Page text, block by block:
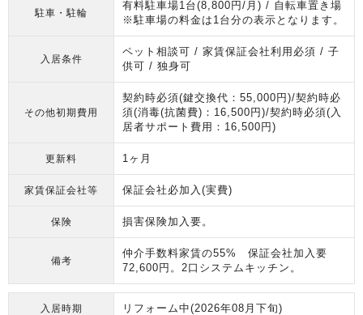
駐車・駐輪
有料駐車場1台(8,800円/月) / 自転車置き場
※駐車場の料金は1台分の表示となります。
入居条件
ペット相談可 / 家賃保証会社利用必須 / 子
供可 / 独身可
その他初期費用
契約時必須(鍵交換代：55,000円)/契約時必
須(消毒(抗菌費)：16,500円)/契約時必須(入
居者サポート費用：16,500円)
更新料 1ヶ月
家賃保証会社等 保証会社必加入(実費)
保険 損害保険加入要。
備考
仲介手数料家賃の55% 保証会社加入要
72,600円。2口システムキッチン。
入居時期 リフォーム中(2026年08月下旬)